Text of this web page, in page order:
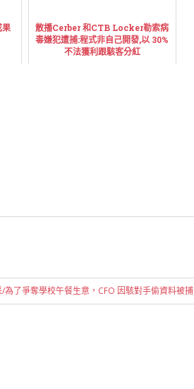
果
散播Cerber 和CTB Locker勒索病
毒嫌犯遭捕:程式非自己開發,以 30%
不法獲利跟駭客分紅
為了爭奪學校午餐生意，CFO 因駭對手偷資料被捕